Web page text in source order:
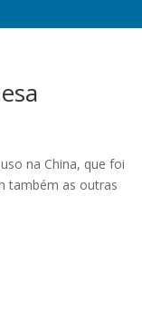
na China, que foi
também as outras